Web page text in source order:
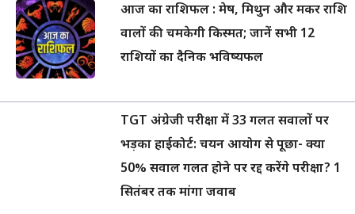
आज का राशिफल : मेष, मिथुन और मकर राशि
वालों की चमकेगी किस्मत; जानें सभी 12
राशियों का दैनिक भविष्यफल
TGT अंग्रेजी परीक्षा में 33 गलत सवालों पर
भड़का हाईकोर्ट: चयन आयोग से पूछा- क्या
50% सवाल गलत होने पर रद्द करेंगे परीक्षा? 1
सितंबर तक मांगा जवाब